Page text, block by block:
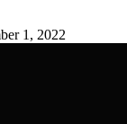
1, 2022